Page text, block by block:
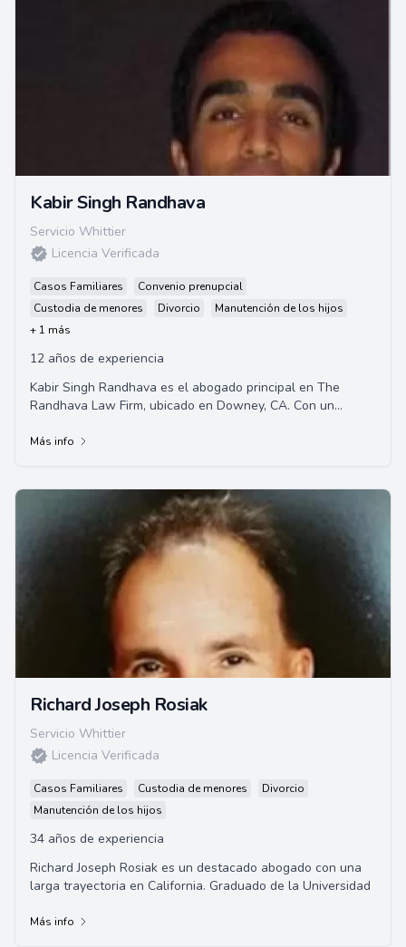
Kabir Singh Randhava
Servicio Whittier
Licencia Verificada
Casos Familiares
Convenio prenupcial
Custodia de menores
Divorcio
Manutención de los hijos
+ 1 más
12 años de experiencia
Kabir Singh Randhava es el abogado principal en The
Randhava Law Firm, ubicado en Downey, CA. Con un
derecho de familia.
Más info
Richard Joseph Rosiak
Servicio Whittier
Licencia Verificada
Casos Familiares Custodia de menores
Divorcio
Manutención de los hijos
34 años de experiencia
Richard Joseph Rosiak es un destacado abogado con una
larga trayectoria en California. Graduado de la Universidad
Más info